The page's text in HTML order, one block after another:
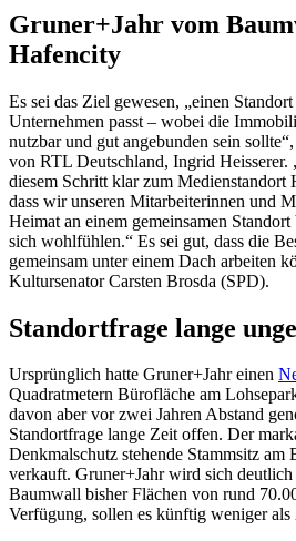
Gruner+Jahr vom
Hafencity
Es sei das Ziel gewesen, „einen
Unternehmen passt – wobei die
nutzbar und gut angebunden sein
von RTL Deutschland, Ingrid Heisserer.
diesem Schritt klar zum Medienstandort
dass wir unseren Mitarbeiterinnen und
Heimat an einem gemeinsamen
sich wohlfühlen.“ Es sei gut, dass die
gemeinsam unter einem Dach arbeiten
Kultursenator Carsten Brosda (SPD).
Standortfrage lange
Ursprünglich hatte Gruner+Jahr einen
Quadratmetern Bürofläche am
davon aber vor zwei Jahren Abstand
Standortfrage lange Zeit offen. Der
Denkmalschutz stehende Stammsitz am
verkauft. Gruner+Jahr wird sich
Baumwall bisher Flächen von rund
Verfügung, sollen es künftig weniger als